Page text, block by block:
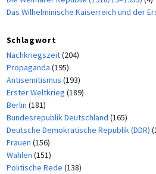
Das Wilhelminische Kaiserreich und der
Schlagwort
Nachkriegszeit(204)
Propaganda (195)
Antisemitismus (193)
Erster Weltkrieg (189)
Berlin (181)
Bundesrepublik Deutschland (165)
Deutsche Demokratische Republik (DDR)
Frauen (156)
Wahlen (151)
Politische Rede (138)